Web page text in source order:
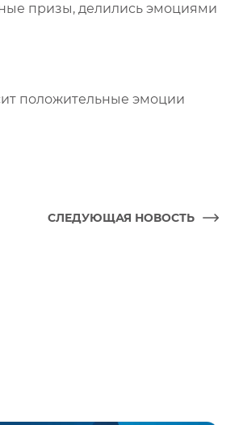
призы, делились эмоциями
положительные эмоции
СЛЕДУЮЩАЯ НОВОСТЬ